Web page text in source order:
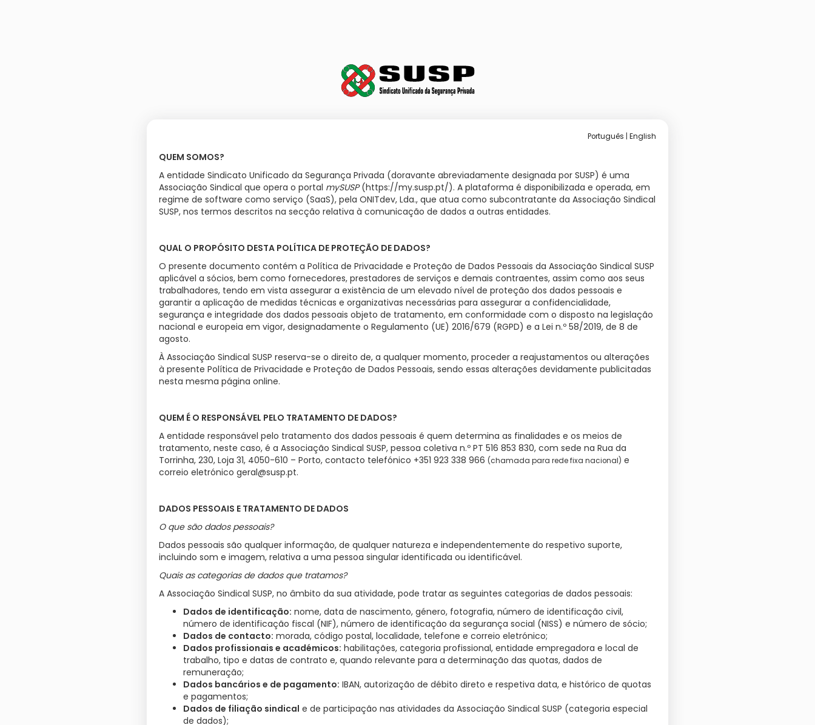
Português English
QUEM SOMOS?
A entidade Sindicato Unificado da Segurança Privada (doravante abreviadamente designada por SUSP) é uma
Associação Sindical que opera o portal mySUSP(https://my.susp.pt/). A plataforma é disponibilizada e operada, em
regime de software como serviço (SaaS), pela ONITdev, Lda., que atua como subcontratante da Associação Sindical
SUSP, nos termos descritos na secção relativa à comunicação de dados a outras entidades.
QUAL O PROPÓSITO DESTA POLÍTICA DE PROTEÇÃO DE DADOS?
O presente documento contém a Política de Privacidade e Proteção de Dados Pessoais da Associação Sindical SUSP
aplicável a sócios, bem como fornecedores, prestadores de serviços e demais contraentes, assim como aos seus
trabalhadores, tendo em vista assegurar a existência de um elevado nível de proteção dos dados pessoais e
garantir a aplicação de medidas técnicas e organizativas necessárias para assegurar a confidencialidade,
segurança e integridade dos dados pessoais objeto de tratamento, em conformidade com o disposto na legislação
nacional e europeia em vigor, designadamente o Regulamento (UE) 2016/679 (RGPD) e a Lei n.º 58/2019, de 8 de
agosto.
À Associação Sindical SUSP reserva-se o direito de, a qualquer momento, proceder a reajustamentos ou alterações
à presente Política de Privacidade e Proteção de Dados Pessoais, sendo essas alterações devidamente publicitadas
nesta mesma página online.
QUEM É O RESPONSÁVEL PELO TRATAMENTO DE DADOS?
A entidade responsável pelo tratamento dos dados pessoais é quem determina as finalidades e os meios de
tratamento, neste caso, é a Associação Sindical SUSP, pessoa coletiva n.º PT 516 853 830, com sede na Rua da
Torrinha, 230, Loja 31, 4050-610 – Porto, contacto telefónico +351 923 338 966 (chamada para rede fixa nacional) e
correio eletrónico geral@susp.pt.
DADOS PESSOAIS E TRATAMENTO DE DADOS
O que são dados pessoais?
Dados pessoais são qualquer informação, de qualquer natureza e independentemente do respetivo suporte,
incluindo som e imagem, relativa a uma pessoa singular identificada ou identificável.
Quais as categorias de dados que tratamos?
A Associação Sindical SUSP, no âmbito da sua atividade, pode tratar as seguintes categorias de dados pessoais:
Dados de identificação: nome, data de nascimento, género, fotografia, número de identificação civil,
número de identificação fiscal (NIF), número de identificação da segurança social (NISS) e número de sócio;
Dados de contacto: morada, código postal, localidade, telefone e correio eletrónico;
Dados profissionais e académicos: habilitações, categoria profissional, entidade empregadora e local de
trabalho, tipo e datas de contrato e, quando relevante para a determinação das quotas, dados de
remuneração;
Dados bancários e de pagamento: IBAN, autorização de débito direto e respetiva data, e histórico de quotas
e pagamentos;
Dados de filiação sindical e de participação nas atividades da Associação Sindical SUSP (categoria especial
de dados);